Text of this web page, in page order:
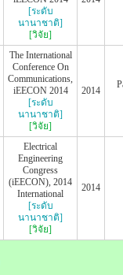
[ระดับ
นานาชาติ]
[วิจัย]
The International
Conference On
Communications,
iEECON 2014
[ระดับ
นานาชาติ]
[วิจัย]
2014
Electrical
Engineering
Congress
(iEECON), 2014
International
[ระดับ
นานาชาติ]
[วิจัย]
2014